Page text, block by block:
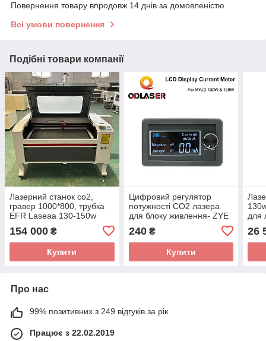
Повернення товару впродовж 14 днів за домовленістю
Всі умови повернення
Подібні товари компанії
Лазерний станок со2,
гравер 1000*800, трубка
EFR Laseaa 130-150w
154 000 ₴
Купити
Цифровий регулятор
потужності CO2 лазера
для блоку живлення- ZYE
240₴
Купити
для
26
Про нас
99% позитивних з 249 відгуків за рік
Працює з 22.02.2019